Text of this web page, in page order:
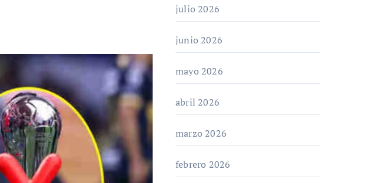
julio 2026
junio 2026
mayo 2026
abril 2026
marzo 2026
febrero 2026